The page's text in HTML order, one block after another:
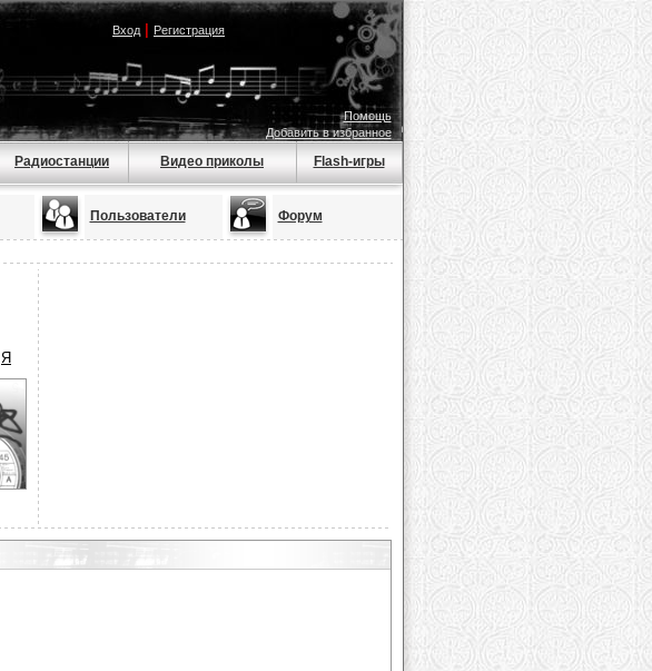
Вход| Регистрация
Помощь
Добавить в избранное
Радиостанции Видео приколы Flash-игры
Пользователи Форум
Я